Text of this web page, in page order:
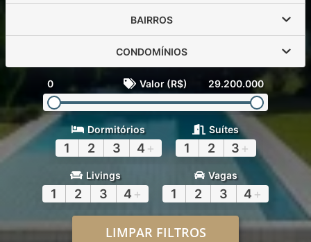
BAIRROS
CONDOMÍNIOS
0 Valor (R$) 29.200.000
Dormitórios
1 2 3 4 +
Suítes
1 2 3 +
Livings
1 2 3 4 +
Vagas
1 2 3 4 +
LIMPAR FILTROS